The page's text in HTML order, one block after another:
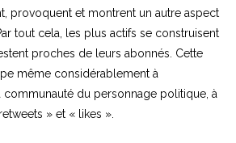
provoquent et montrent un autre aspect
tout cela, les plus actifs se construisent
proches de leurs abonnés. Cette
même considérablement à
communauté du personnage politique, à
» et « likes ».